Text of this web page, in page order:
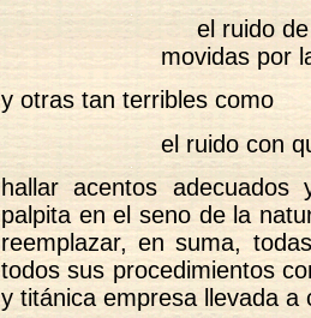
el ruido de
movidas por
y otras tan terribles como
el ruido con
hallar acentos
palpita en el seno de la
reemplazar, en suma,
todos sus procedimientos
y titánica empresa llevada a